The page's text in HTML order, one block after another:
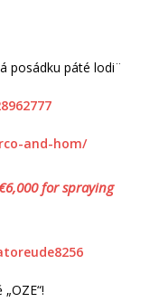
posádku páté lodi¨
and-hom/
for spraying